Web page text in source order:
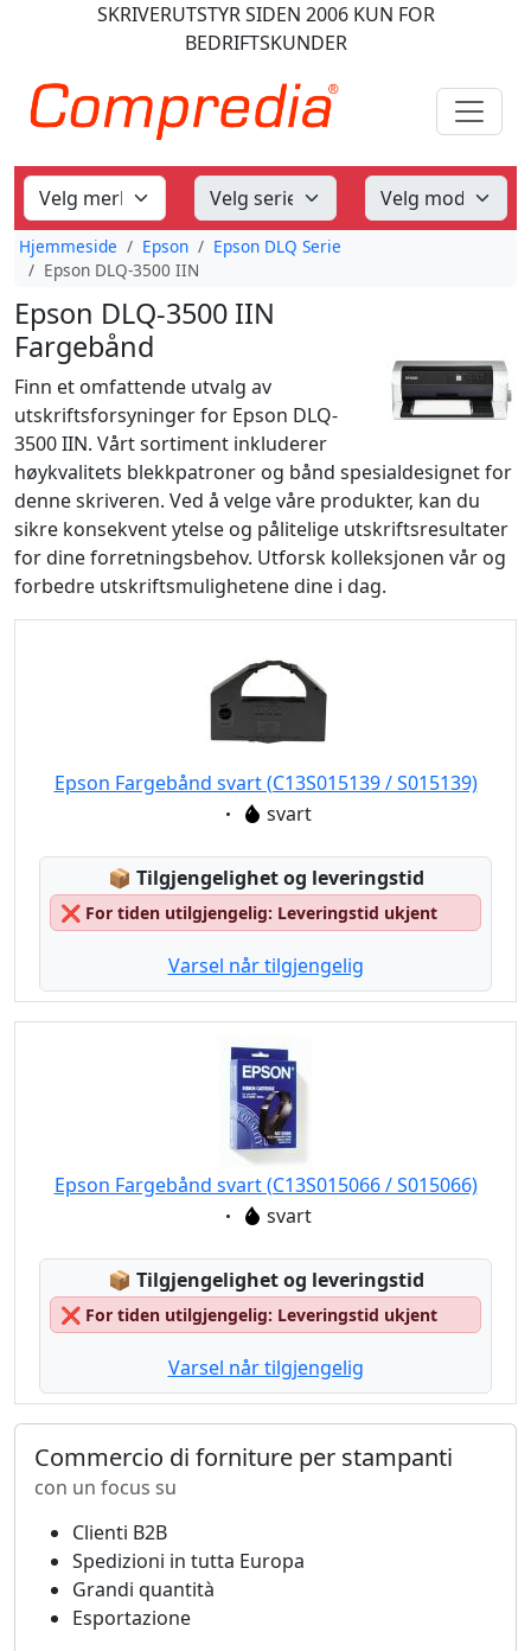
SKRIVERUTSTYRSIDEN 2006KUN FOR
BEDRIFTSKUNDER
Hjemmeside Epson
Epson DLQ Serie
Epson DLQ-3500 IIN
Epson DLQ-3500 IIN
Fargebånd
Finn et omfattende utvalg av
utskriftsforsyninger for Epson DLQ-
3500 IIN. Vårt sortiment inkluderer
høykvalitets blekkpatroner og bånd spesialdesignet for
denne skriveren. Ved å velge våre produkter, kan du
sikre konsekvent ytelse og pålitelige utskriftsresultater
for dine forretningsbehov. Utforsk kolleksjonen vår og
forbedre utskriftsmulighetene dine i dag.
Epson Fargebånd svart (C13S015139 / S015139)
Eigenschaft:
svart
📦 Lagerstatus:
Tilgjengelighet og leveringstid
❌ For tiden utilgjengelig: Leveringstid ukjent
Varsel når tilgjengelig
Epson Fargebånd svart (C13S015066 / S015066)
Eigenschaft:
svart
📦 Lagerstatus:
Tilgjengelighet og leveringstid
❌ For tiden utilgjengelig: Leveringstid ukjent
Varsel når tilgjengelig
Commercio di forniture per stampanti
con un focus su
Clienti B2B
Spedizioni in tutta Europa
Grandi quantità
Esportazione